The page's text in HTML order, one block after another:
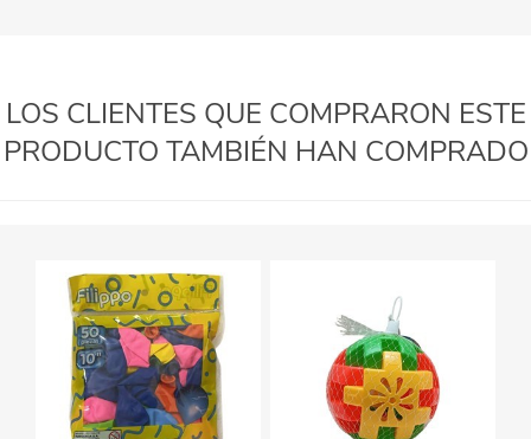
LOS CLIENTES QUE COMPRARON ESTE
PRODUCTO TAMBIÉN HAN COMPRADO